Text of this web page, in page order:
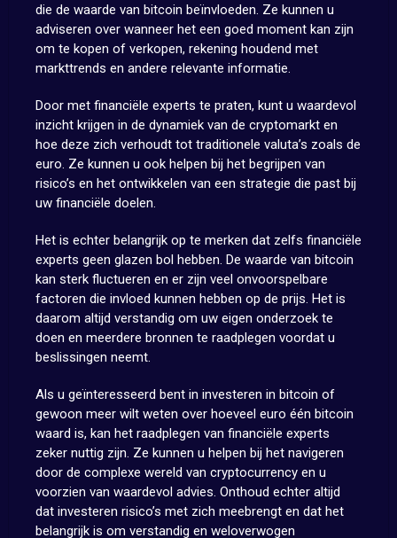
die de waarde van bitcoin beïnvloeden. Ze kunnen u
adviseren over wanneer het een goed moment kan zijn
om te kopen of verkopen, rekening houdend met
markttrends en andere relevante informatie.
Door met financiële experts te praten, kunt u waardevol
inzicht krijgen in de dynamiek van de cryptomarkt en
hoe deze zich verhoudt tot traditionele valuta’s zoals de
euro. Ze kunnen u ook helpen bij het begrijpen van
risico’s en het ontwikkelen van een strategie die past bij
uw financiële doelen.
Het is echter belangrijk op te merken dat zelfs financiële
experts geen glazen bol hebben. De waarde van bitcoin
kan sterk fluctueren en er zijn veel onvoorspelbare
factoren die invloed kunnen hebben op de prijs. Het is
daarom altijd verstandig om uw eigen onderzoek te
doen en meerdere bronnen te raadplegen voordat u
beslissingen neemt.
Als u geïnteresseerd bent in investeren in bitcoin of
gewoon meer wilt weten over hoeveel euro één bitcoin
waard is, kan het raadplegen van financiële experts
zeker nuttig zijn. Ze kunnen u helpen bij het navigeren
door de complexe wereld van cryptocurrency en u
voorzien van waardevol advies. Onthoud echter altijd
dat investeren risico’s met zich meebrengt en dat het
belangrijk is om verstandig en weloverwogen